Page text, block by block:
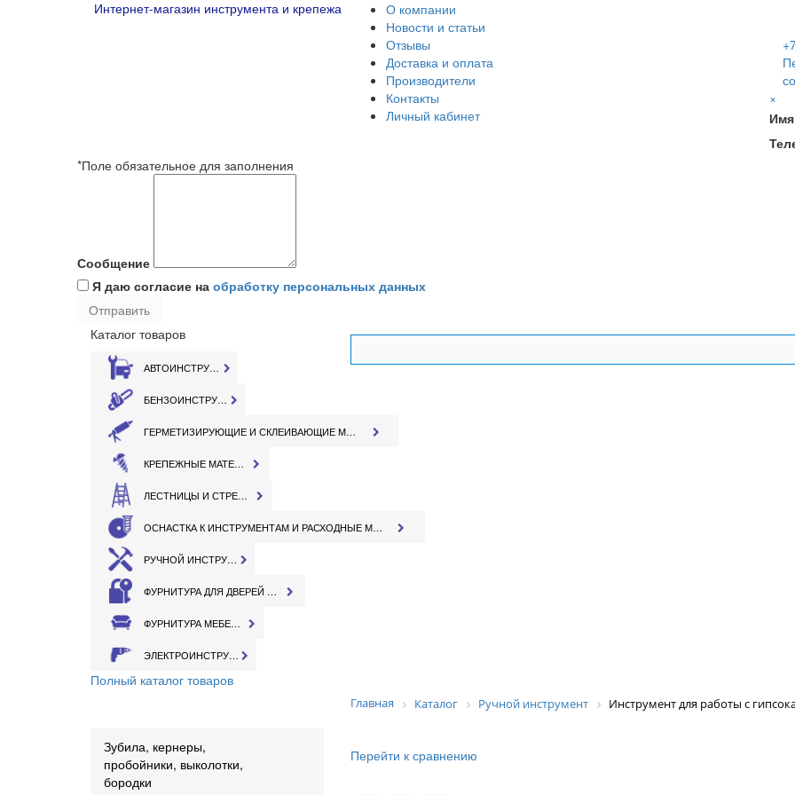
Интернет-магазин инструмента и крепежа
О компании
Новости и статьи
Отзывы
Доставка и оплата
Производители
Контакты
Личный кабинет
×
Имя
*Поле обязательное для заполнения
Сообщение
Я даю согласие на обработку персональных данных
Каталог товаров
АВТОИНСТРУМЕНТ
БЕНЗОИНСТРУМЕНТ
ГЕРМЕТИЗИРУЮЩИЕ И СКЛЕИВАЮЩИЕ МАТЕРИАЛЫ
КРЕПЕЖНЫЕ МАТЕРИАЛЫ
ЛЕСТНИЦЫ И СТРЕМЯНКИ
ОСНАСТКА К ИНСТРУМЕНТАМ И РАСХОДНЫЕ МАТЕРИАЛЫ
РУЧНОЙ ИНСТРУМЕНТ
ФУРНИТУРА ДЛЯ ДВЕРЕЙ И ОКОН
ФУРНИТУРА МЕБЕЛЬНАЯ
ЭЛЕКТРОИНСТРУМЕНТ
Полный каталог товаров
Главная Каталог Ручной инструмент Инструмент для работы с
Зубила, кернеры,
пробойники, выколотки,
бородки
Перейти к сравнению